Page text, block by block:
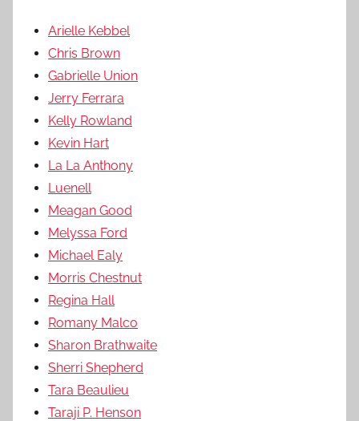
Arielle Kebbel
Chris Brown
Gabrielle Union
Jerry Ferrara
Kelly Rowland
Kevin Hart
La La Anthony
Luenell
Meagan Good
Melyssa Ford
Michael Ealy
Morris Chestnut
Regina Hall
Romany Malco
Sharon Brathwaite
Sherri Shepherd
Tara Beaulieu
Taraji P. Henson